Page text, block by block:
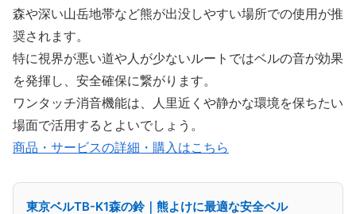
森や深い山岳地帯など熊が出没しやすい場所での使用が推
奨されます。
特に視界が悪い道や人が少ないルートではベルの音が効果
を発揮し、安全確保に繋がります。
ワンタッチ消音機能は、人里近くや静かな環境を保ちたい
場面で活用するとよいでしょう。
商品・サービスの詳細・購入はこちら
東京ベルTB-K1森の鈴｜熊よけに最適な安全ベル